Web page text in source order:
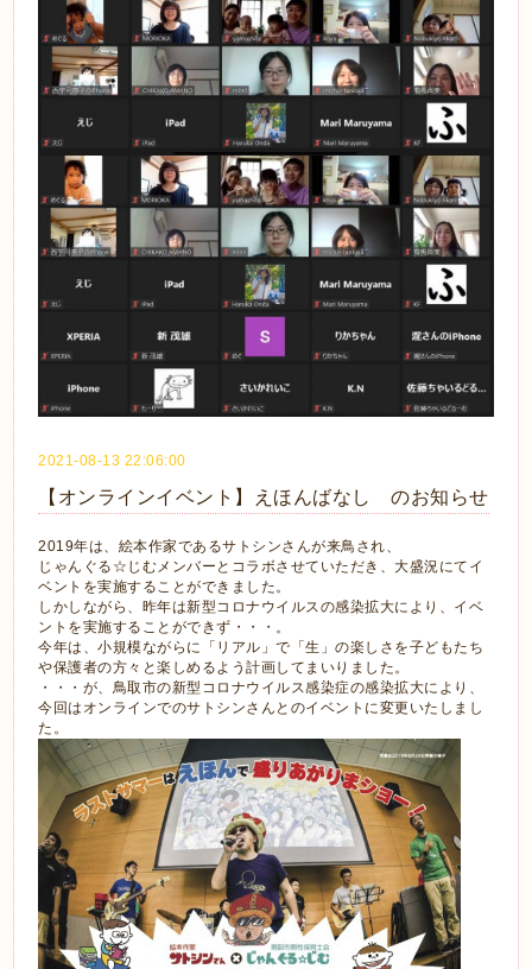
2021-08-13 22:06:00
【オンラインイベント】えほんばなし のお知らせ
2019年は、絵本作家であるサトシンさんが来鳥され、
じゃんぐる☆じむメンバーとコラボさせていただき、大盛況にてイ
ベントを実施することができました。
しかしながら、昨年は新型コロナウイルスの感染拡大により、イベ
ントを実施することができず・・・。
今年は、小規模ながらに「リアル」で「生」の楽しさを子どもたち
や保護者の方々と楽しめるよう計画してまいりました。
・・・が、鳥取市の新型コロナウイルス感染症の感染拡大により、
今回はオンラインでのサトシンさんとのイベントに変更いたしまし
た。